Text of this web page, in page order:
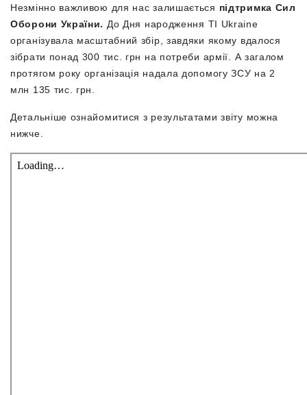
Незмінно важливою для нас залишається підтримка Сил
Оборони України. До Дня народження ТІ Ukraine
організувала масштабний збір, завдяки якому вдалося
зібрати понад 300 тис. грн на потреби армії. А загалом
протягом року організація надала допомогу ЗСУ на 2
млн 135 тис. грн.
Детальніше ознайомитися з результатами звіту можна
нижче.